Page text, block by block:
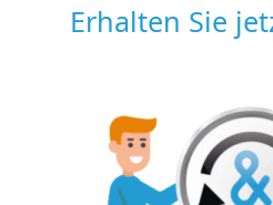
Erhalten Sie